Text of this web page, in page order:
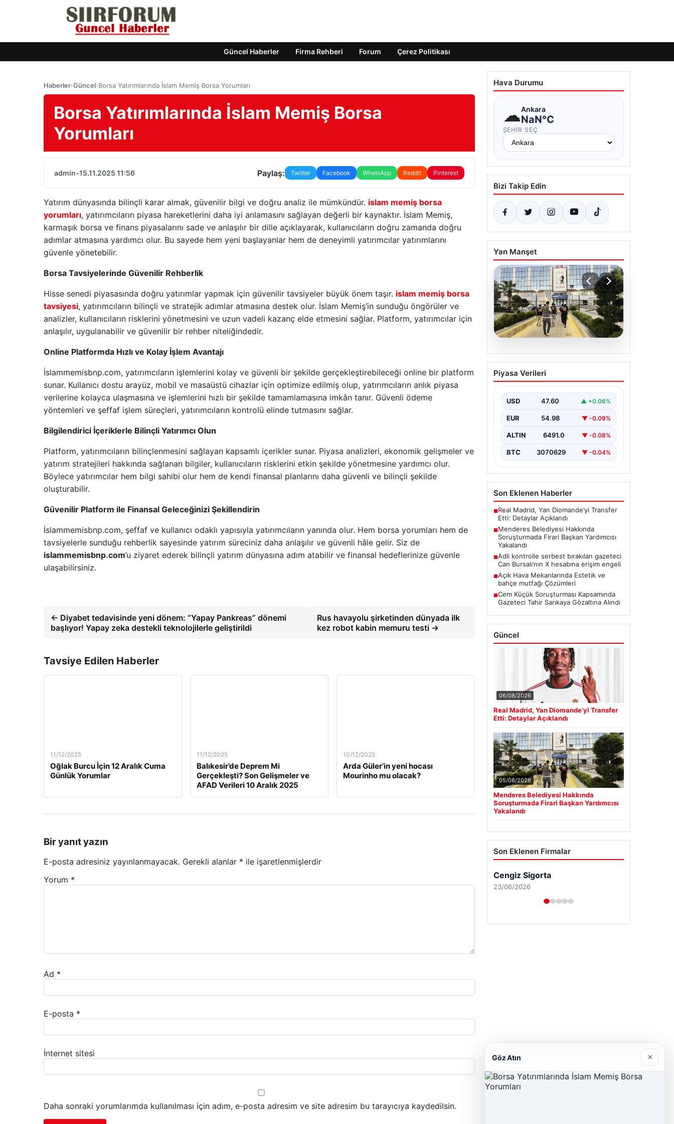
Güncel Haberler Firma Rehberi Forum Çerez Politikası
Haberler›Güncel›Borsa Yatırımlarında İslam Memiş Borsa Yorumları
Borsa Yatırımlarında İslam Memiş Borsa
Yorumları
admin•15.11.2025 11:56 Paylaş: Twitter Facebook WhatsApp Reddit Pinterest
Yatırım dünyasında bilinçli karar almak, güvenilir bilgi ve doğru analiz ile mümkündür. islam memiş borsa
yorumları, yatırımcıların piyasa hareketlerini daha iyi anlamasını sağlayan değerli bir kaynaktır. İslam Memiş,
karmaşık borsa ve finans piyasalarını sade ve anlaşılır bir dille açıklayarak, kullanıcıların doğru zamanda doğru
adımlar atmasına yardımcı olur. Bu sayede hem yeni başlayanlar hem de deneyimli yatırımcılar yatırımlarını
güvenle yönetebilir.
Borsa Tavsiyelerinde Güvenilir Rehberlik
Hisse senedi piyasasında doğru yatırımlar yapmak için güvenilir tavsiyeler büyük önem taşır. islam memiş borsa
tavsiyesi, yatırımcıların bilinçli ve stratejik adımlar atmasına destek olur. İslam Memiş’in sunduğu öngörüler ve
analizler, kullanıcıların risklerini yönetmesini ve uzun vadeli kazanç elde etmesini sağlar. Platform, yatırımcılar için
anlaşılır, uygulanabilir ve güvenilir bir rehber niteliğindedir.
Online Platformda Hızlı ve Kolay İşlem Avantajı
İslammemisbnp.com, yatırımcıların işlemlerini kolay ve güvenli bir şekilde gerçekleştirebileceği online bir platform
sunar. Kullanıcı dostu arayüz, mobil ve masaüstü cihazlar için optimize edilmiş olup, yatırımcıların anlık piyasa
verilerine kolayca ulaşmasına ve işlemlerini hızlı bir şekilde tamamlamasına imkân tanır. Güvenli ödeme
yöntemleri ve şeffaf işlem süreçleri, yatırımcıların kontrolü elinde tutmasını sağlar.
Bilgilendirici İçeriklerle Bilinçli Yatırımcı Olun
Platform, yatırımcıların bilinçlenmesini sağlayan kapsamlı içerikler sunar. Piyasa analizleri, ekonomik gelişmeler ve
yatırım stratejileri hakkında sağlanan bilgiler, kullanıcıların risklerini etkin şekilde yönetmesine yardımcı olur.
Böylece yatırımcılar hem bilgi sahibi olur hem de kendi finansal planlarını daha güvenli ve bilinçli şekilde
oluşturabilir.
Güvenilir Platform ile Finansal Geleceğinizi Şekillendirin
İslammemisbnp.com, şeffaf ve kullanıcı odaklı yapısıyla yatırımcıların yanında olur. Hem borsa yorumları hem de
tavsiyelerle sunduğu rehberlik sayesinde yatırım süreciniz daha anlaşılır ve güvenli hâle gelir. Siz de
islammemisbnp.com’u ziyaret ederek bilinçli yatırım dünyasına adım atabilir ve finansal hedeflerinize güvenle
ulaşabilirsiniz.
← Diyabet tedavisinde yeni dönem: “Yapay Pankreas” dönemi
başlıyor! Yapay zeka destekli teknolojilerle geliştirildi
Rus havayolu şirketinden dünyada ilk
kez robot kabin memuru testi →
Tavsiye Edilen Haberler
11/12/2025
Oğlak Burcu İçin 12 Aralık Cuma
Günlük Yorumlar
11/12/2025
Balıkesir’de Deprem Mi
Gerçekleşti? Son Gelişmeler ve
AFAD Verileri 10 Aralık 2025
10/12/2025
Arda Güler’in yeni hocası
Mourinho mu olacak?
Bir yanıt yazın
E-posta adresiniz yayınlanmayacak. Gerekli alanlar * ile işaretlenmişlerdir
Yorum *
Ad *
E-posta *
İnternet sitesi
Daha sonraki yorumlarımda kullanılması için adım, e-posta adresim ve site adresim bu tarayıcıya kaydedilsin.
Hava Durumu
☁Ankara
NaN°C
ŞEHIR SEÇ
Bizi Takip Edin
Yan Manşet
05.08.2026
Menderes Belediyesi
Hakkında Soruşturmada
Yakalandı
İzmir’de Menderes Belediyesi’ne
yönelik gerçekleştirilen kapsamlı
soruşturma kapsamında firari
olarak aranan Belediye Başkan
Piyasa Verileri
USD 47.60 ▲ +0.06%
EUR 54.98 ▼ -0.09%
ALTIN 6491.0 ▼ -0.08%
BTC 3070629 ▼ -0.04%
Son Eklenen Haberler
■Real Madrid, Yan Diomande’yi Transfer
Etti: Detaylar Açıklandı
■Menderes Belediyesi Hakkında
Soruşturmada Firari Başkan Yardımcısı
Yakalandı
■Adli kontrolle serbest bırakılan gazeteci
Can Bursalı’nın X hesabına erişim engeli
■Açık Hava Mekanlarında Estetik ve
bahçe mutfağı Çözümleri
■Cem Küçük Soruşturması Kapsamında
Gazeteci Tahir Sarıkaya Gözaltına Alındı
Güncel
06/08/2026
Real Madrid, Yan Diomande’yi Transfer
Etti: Detaylar Açıklandı
05/08/2026
Menderes Belediyesi Hakkında
Soruşturmada Firari Başkan Yardımcısı
Yakalandı
Son Eklenen Firmalar
Cengiz Sigorta
23/06/2026
Göz Atın ×